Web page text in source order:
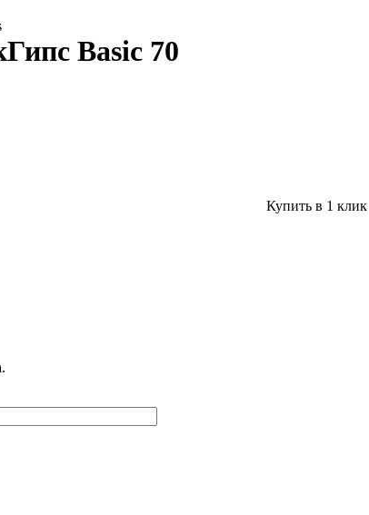
Basic 70
Купить в 1 клик